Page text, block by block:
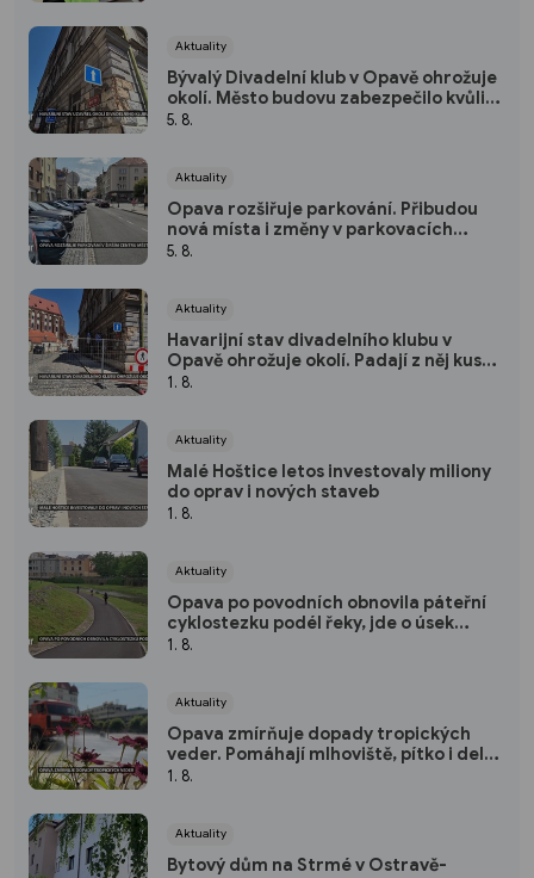
Aktuality
Bývalý Divadelní klub v Opavě ohrožuje
okolí. Město budovu zabezpečilo kvůli
padající omítce
5. 8.
Aktuality
Opava rozšiřuje parkování. Přibudou
nová místa i změny v parkovacích
zónách
5. 8.
Aktuality
Havarijní stav divadelního klubu v
Opavě ohrožuje okolí. Padají z něj kusy
omítky
1. 8.
Aktuality
Malé Hoštice letos investovaly miliony
do oprav i nových staveb
1. 8.
Aktuality
Opava po povodních obnovila páteřní
cyklostezku podél řeky, jde o úsek
dlouhý přes 3 kilometry
1. 8.
Aktuality
Opava zmírňuje dopady tropických
veder. Pomáhají mlhoviště, pítko i delší
otevírací doba koupaliště
1. 8.
Aktuality
Bytový dům na Strmé v Ostravě-